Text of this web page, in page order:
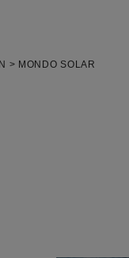
ジェルクローバ
MONDO SOLAR